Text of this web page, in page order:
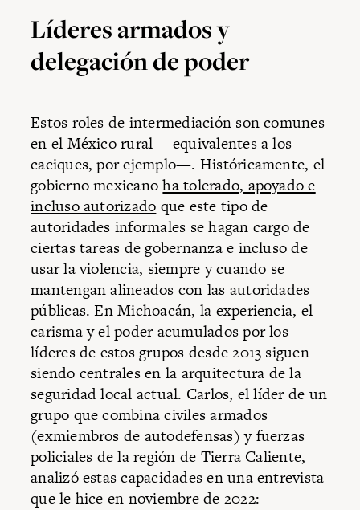
Líderes armados y
delegación de poder
Estos roles de intermediación son comunes
en el México rural —equivalentes a los
caciques, por ejemplo—. Históricamente, el
gobierno mexicanoha tolerado, apoyado e
incluso autorizado que este tipo de
autoridades informales se hagan cargo de
ciertas tareas de gobernanza e incluso de
usar la violencia, siempre y cuando se
mantengan alineados con las autoridades
públicas. En Michoacán, la experiencia, el
carisma y el poder acumulados por los
líderes de estos grupos desde 2013 siguen
siendo centrales en la arquitectura de la
seguridad local actual. Carlos, el líder de un
grupo que combina civiles armados
(exmiembros de autodefensas) y fuerzas
policiales de la región de Tierra Caliente,
analizó estas capacidades en una entrevista
que le hice en noviembre de 2022: